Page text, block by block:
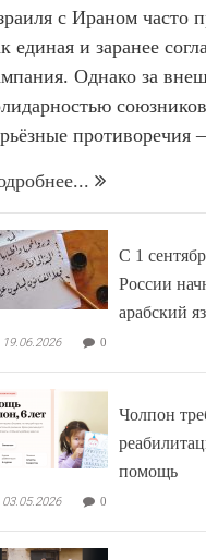
с Ираном часто
единая и заранее
Однако за
противоречия
С 1
России
арабский
19.06.2026 0
Чолпон
помощь
03.05.2026 0